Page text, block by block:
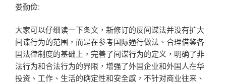
娄勤俭:
大家可以仔细读一下条文，新修订的反间谍法并没有扩大
间谍行为的范围，而是在参考国际通行做法、合理借鉴各
国法律制度的基础上，完善了间谍行为的定义，明确了非
法行为和合法行为的界限，增强了外国企业和外国人在华
投资、工作、生活的确定性和安全感，不针对商业往来、